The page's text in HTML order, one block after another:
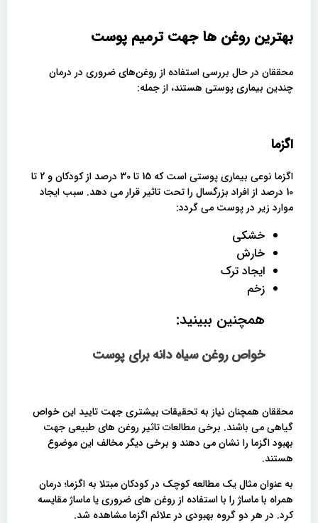
بهترین روغن ها جهت ترمیم پوست
محققان در حال بررسی استفاده از روغن‌های ضروری در درمان
چندین بیماری پوستی هستند، از جمله:
اگزما
اگزما نوعی بیماری پوستی است که 15 تا 30 درصد از کودکان و 2 تا
10 درصد از افراد بزرگسال را تحت تاثیر قرار می دهد. سبب ایجاد
موارد زیر در پوست می گردد:
خشکی
خارش
ایجاد ترک
زخم
همچنین ببینید:
خواص روغن سیاه دانه برای پوست
محققان همچنان نیاز به تحقیقات بیشتری جهت تایید این خواص
گیاهی می باشند. برخی مطالعات تاثیر روغن های طبیعی جهت
بهبود اگزما را نشان می دهند و برخی دیگر مخالف این موضوع
هستند.
به عنوان مثال یک مطالعه کوچک در کودکان مبتلا به اگزما؛ درمان
همراه با ماساژ را با استفاده از روغن های ضروری یا ماساژ مقایسه
کرد. در هر دو گروه بهبودی در علائم اگزما مشاهده شد.